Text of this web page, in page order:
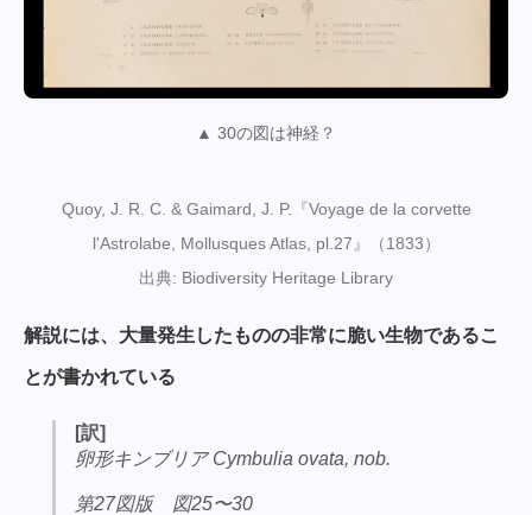
▲ 30の図は神経？
Quoy, J. R. C. & Gaimard, J. P.『Voyage de la corvette
l'Astrolabe, Mollusques Atlas, pl.27』（1833）
出典: Biodiversity Heritage Library
解説には、大量発生したものの非常に脆い生物であるこ
とが書かれている
[訳]
卵形キンブリア Cymbulia ovata, nob.
第27図版 図25〜30